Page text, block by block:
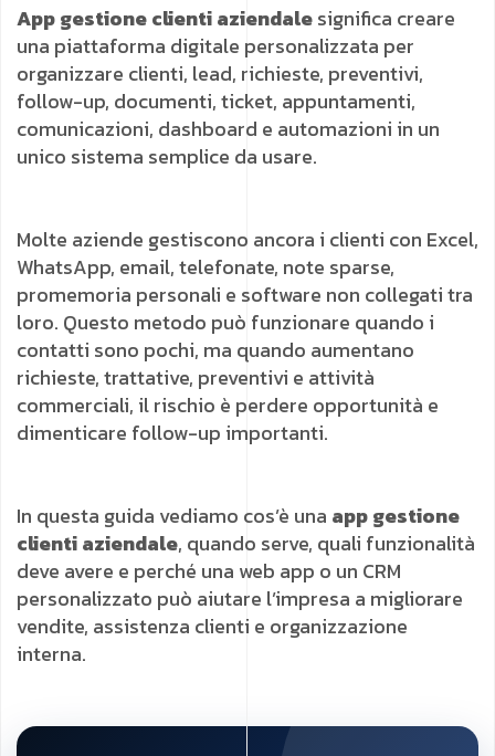
App gestione clienti aziendalesignifica creare
una piattaforma digitale personalizzata per
organizzare clienti, lead, richieste, preventivi,
follow-up, documenti, ticket, appuntamenti,
comunicazioni, dashboard e automazioni in un
unico sistema semplice da usare.
Molte aziende gestiscono ancora i clienti con Excel,
WhatsApp, email, telefonate, note sparse,
promemoria personali e software non collegati tra
loro. Questo metodo può funzionare quando i
contatti sono pochi, ma quando aumentano
richieste, trattative, preventivi e attività
commerciali, il rischio è perdere opportunità e
dimenticare follow-up importanti.
In questa guida vediamo cos’è una app gestione
clienti aziendale, quando serve, quali funzionalità
deve avere e perché una web app o un CRM
personalizzato può aiutare l’impresa a migliorare
vendite, assistenza clienti e organizzazione
interna.